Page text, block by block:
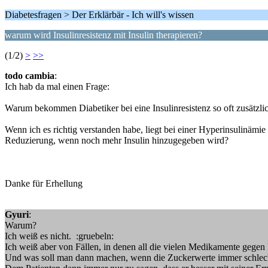
Diabetesfragen > Der Erklärbär - Ich will's wissen
warum wird Insulinresistenz mit Insulin therapieren?
(1/2) > >>
todo cambia:
Ich hab da mal einen Frage:
Warum bekommen Diabetiker bei eine Insulinresistenz so oft
Wenn ich es richtig verstanden habe, liegt bei einer
Reduzierung, wenn noch mehr Insulin hinzugegeben wird?
Danke für Erhellung
Gyuri:
Warum?
Ich weiß es nicht. :gruebeln:
Ich weiß aber von Fällen, in denen all die vielen Medikamente
Und was soll man dann machen, wenn die Zuckerwerte immer